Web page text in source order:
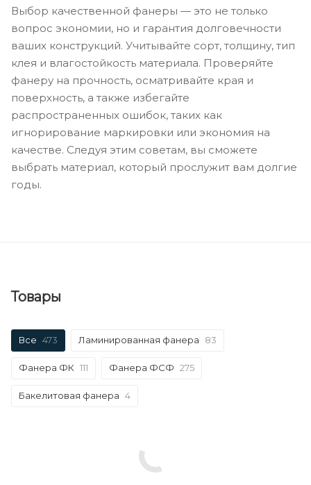
Выбор качественной фанеры — это не только
вопрос экономии, но и гарантия долговечности
ваших конструкций. Учитывайте сорт, толщину, тип
клея и влагостойкость материала. Проверяйте
фанеру на прочность, осматривайте края и
поверхность, а также избегайте
распространенных ошибок, таких как
игнорирование маркировки или экономия на
качестве. Следуя этим советам, вы сможете
выбрать материал, который прослужит вам долгие
годы.
Товары
Все 473 Ламинированная фанера 83
Фанера ФК 111 Фанера ФСФ 275
Бакелитовая фанера 4